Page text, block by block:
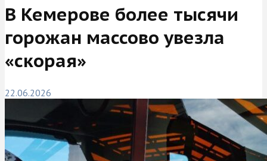
В Кемерове более тысячи
горожан массово увезла
«скорая»
22.06.2026